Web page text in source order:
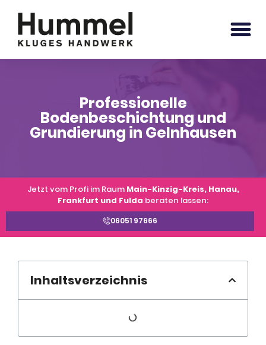
Professionelle
Bodenbeschichtung und
Grundierung in Gelnhausen
Jetzt vom Profi im Raum Main-Kinzig-Kreis, Hanau,
Frankfurt und Fulda beraten lassen:
06051 97666
Inhaltsverzeichnis